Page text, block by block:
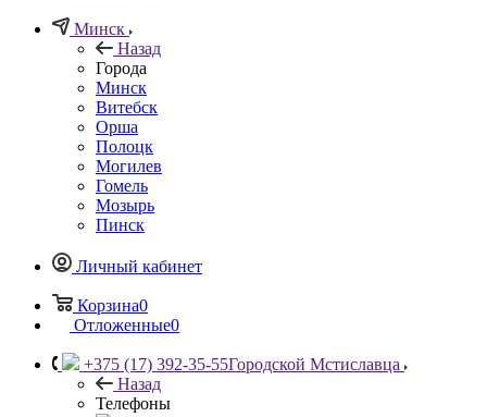
Минск
Назад
Города
Минск
Витебск
Орша
Полоцк
Могилев
Гомель
Мозырь
Пинск
Личный кабинет
Корзина0
Отложенные0
+375 (17) 392-35-55Городской Мстиславца
Назад
Телефоны